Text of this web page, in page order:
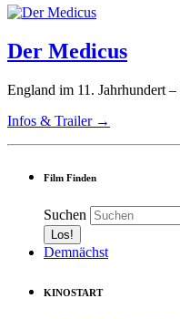
Der Medicus
England im 11. Jahrhundert
Infos & Trailer →
Film Finden
Suchen
Demnächst
KINOSTART